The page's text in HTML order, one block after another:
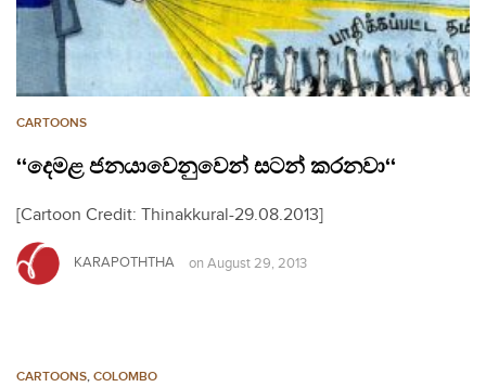
CARTOONS
‘‘දෙමළ ජනයාවෙනුවෙන් සටන් කරනවා‘‘
[Cartoon Credit: Thinakkural-29.08.2013]
KARAPOTHTHA on August 29, 2013
CARTOONS, COLOMBO